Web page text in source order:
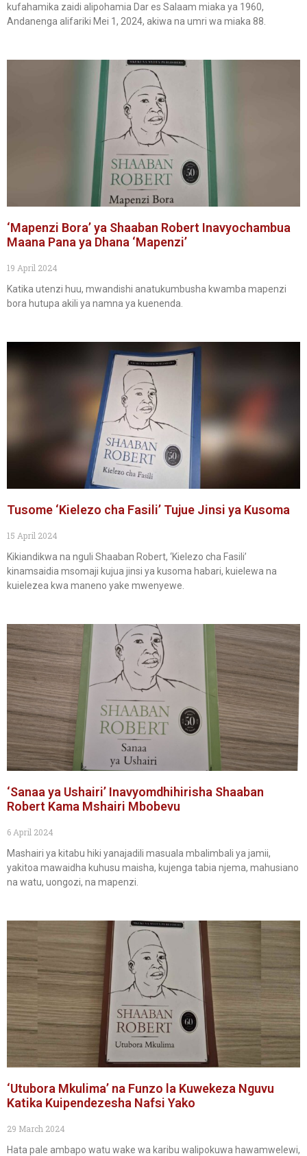
kufahamika zaidi alipohamia Dar es Salaam miaka ya 1960,
Andanenga alifariki Mei 1, 2024, akiwa na umri wa miaka 88.
‘Mapenzi Bora’ ya Shaaban Robert Inavyochambua
Maana Pana ya Dhana ‘Mapenzi’
19 April 2024
Katika utenzi huu, mwandishi anatukumbusha kwamba mapenzi
bora hutupa akili ya namna ya kuenenda.
Tusome ‘Kielezo cha Fasili’ Tujue Jinsi ya Kusoma
15 April 2024
Kikiandikwa na nguli Shaaban Robert, ‘Kielezo cha Fasili’
kinamsaidia msomaji kujua jinsi ya kusoma habari, kuielewa na
kuielezea kwa maneno yake mwenyewe.
‘Sanaa ya Ushairi’ Inavyomdhihirisha Shaaban
Robert Kama Mshairi Mbobevu
6 April 2024
Mashairi ya kitabu hiki yanajadili masuala mbalimbali ya jamii,
yakitoa mawaidha kuhusu maisha, kujenga tabia njema, mahusiano
na watu, uongozi, na mapenzi.
‘Utubora Mkulima’ na Funzo la Kuwekeza Nguvu
Katika Kuipendezesha Nafsi Yako
29 March 2024
Hata pale ambapo watu wake wa karibu walipokuwa hawamwelewi,